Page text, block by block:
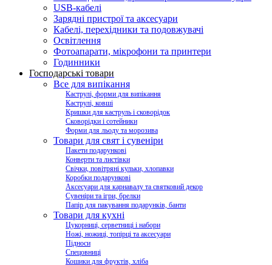
USB-кабелі
Зарядні пристрої та аксесуари
Кабелі, перехідники та подовжувачі
Освітлення
Фотоапарати, мікрофони та принтери
Годинники
Господарські товари
Все для випікання
Каструлі, форми для випікання
Каструлі, ковші
Кришки для каструль і сковорідок
Сковорідки і сотейники
Форми для льоду та морозива
Товари для свят і сувеніри
Пакети подарункові
Конверти та листівки
Свічки, повітряні кульки, хлопавки
Коробки подарункові
Аксесуари для карнавалу та святковий декор
Сувеніри та ігри, брелки
Папір для пакування подарунків, банти
Товари для кухні
Цукорниці, серветниці і набори
Ножі, ножиці, топірці та аксесуари
Підноси
Спецовниці
Кошики для фруктів, хліба